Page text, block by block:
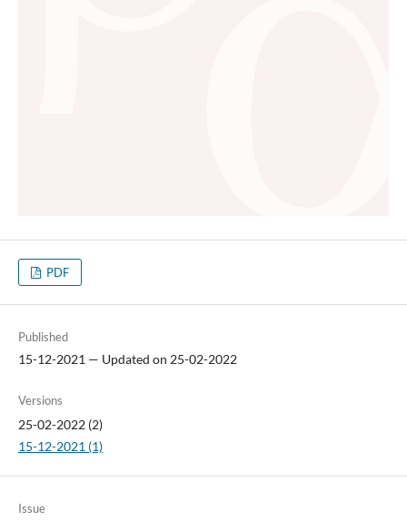
PDF
Published
15-12-2021 — Updated on 25-02-2022
Versions
25-02-2022 (2)
15-12-2021 (1)
Issue